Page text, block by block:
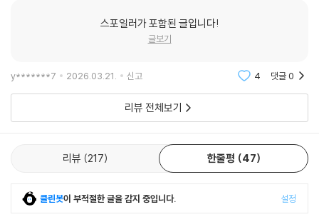
스포일러가 포함된 글입니다!
글보기
y*******7 2026.03.21. 신고 4 댓글0
리뷰 전체보기
리뷰 217 한줄평 47
클린봇이 부적절한 글을 감지 중입니다. 설정